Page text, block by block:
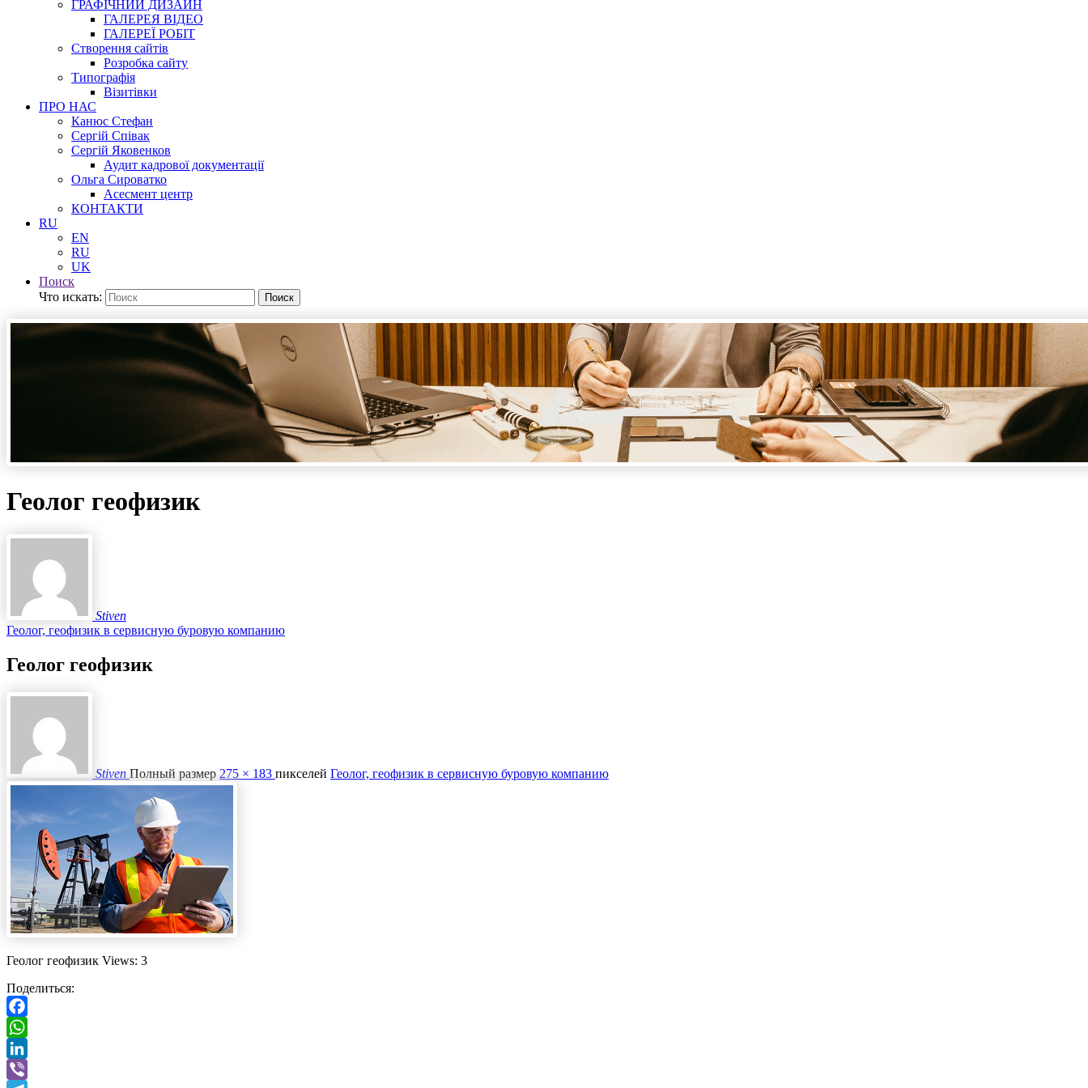
ГРАФІЧНИЙ ДИЗАЙН
ГАЛЕРЕЯ ВІДЕО
ГАЛЕРЕЇ РОБІТ
Створення сайтів
Розробка сайту
Типографія
Візитівки
ПРО НАС
Канюс Стефан
Сергій Співак
Сергій Яковенков
Аудит кадрової документації
Ольга Сироватко
Асесмент центр
КОНТАКТИ
RU
EN
RU
UK
Поиск
Что искать:
Поиск
Геолог геофизик
Stiven
Геолог, геофизик в сервисную буровую компанию
Геолог геофизик
Stiven Полный размер 275 × 183 пикселей Геолог, геофизик в сервисную буровую компанию
Геолог геофизик Views: 3
Поделиться:
Facebook
WhatsApp
LinkedIn